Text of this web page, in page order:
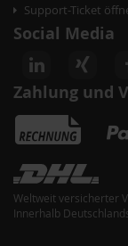
Support-Ticket
Social Media
Zahlung und
Weltweit versicherter
Innerhalb